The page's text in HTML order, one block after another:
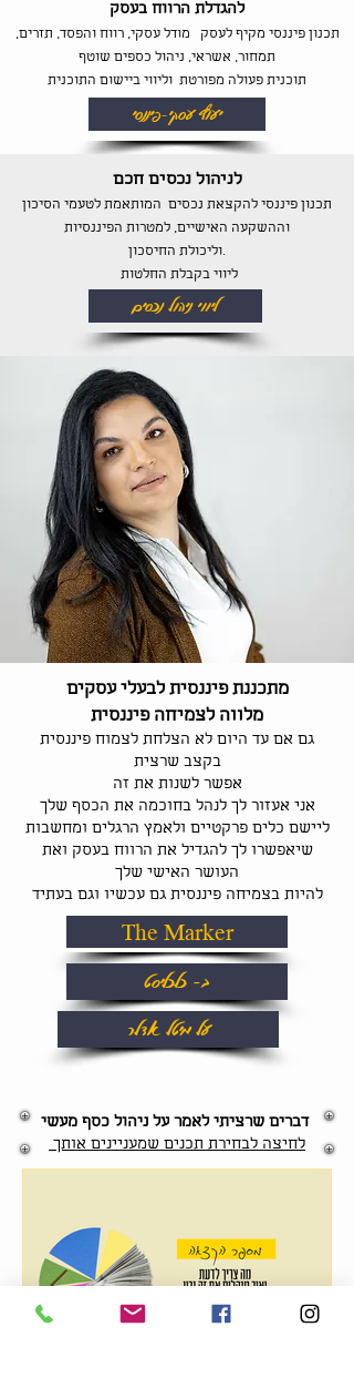
להגדלת הרווח בעסק
תכנון פיננסי מקיף לעסק מודל עסקי, רווח והפסד, תזרים,
תמחור, אשראי, ניהול כספים שוטף
תוכנית פעולה מפורטת וליווי ביישום התוכנית
יעוץ עסקי-פיננסי
לניהול נכסים חכם
תכנון פיננסי להקצאת נכסים המותאמת לטעמי הסיכון
וההשקעה האישיים, למטרות הפיננסיות
.וליכולת החיסכון
ליווי בקבלת החלטות
ליווי ניהול נכסים
מתכננת פיננסית לבעלי עסקים
מלווה לצמיחה פיננסית
גם אם עד היום לא הצלחת לצמוח פיננסית
בקצב שרצית
אפשר לשנות את זה
אני אעזור לך לנהל בחוכמה את הכסף שלך
ליישם כלים פרקטיים ולאמץ הרגלים ומחשבות
שיאפשרו לך להגדיל את הרווח בעסק ואת
העושר האישי שלך
להיות בצמיחה פיננסית גם עכשיו וגם בעתיד
The Marker
ב- כלכליסט
על מיטל אדלר
דברים שרציתי לאמר על ניהול כסף מעשי
לחיצה לבחירת תכנים שמעניינים אותך